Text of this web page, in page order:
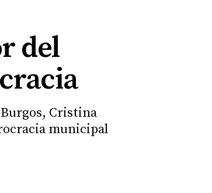
del
Burgos, Cristina
municipal